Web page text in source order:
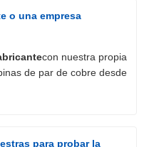
o una empresa
con nuestra propia
de par de cobre desde
para probar la